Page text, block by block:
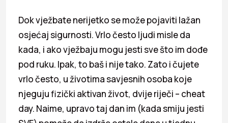
Dok vježbate nerijetko se može pojaviti lažan
osjećaj sigurnosti. Vrlo često ljudi misle da
kada, i ako vježbaju mogu jesti sve što im dođe
pod ruku. Ipak, to baš i nije tako. Zato i čujete
vrlo često, u životima savjesnih osoba koje
njeguju fizički aktivan život, dvije riječi – cheat
day. Naime, upravo taj dan im (kada smiju jesti